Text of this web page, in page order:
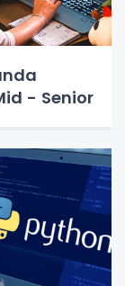
- Senior